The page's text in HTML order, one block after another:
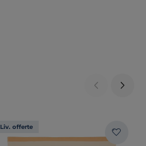
Liv. offerte